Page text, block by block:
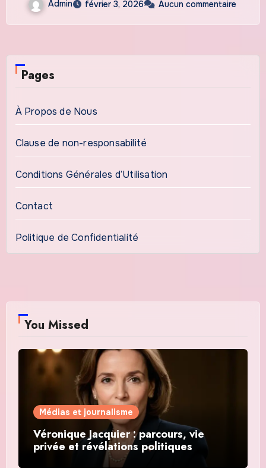
Admin février 3, 2026 Aucun commentaire
Pages
À Propos de Nous
Clause de non-responsabilité
Conditions Générales d’Utilisation
Contact
Politique de Confidentialité
You Missed
Médias et journalisme
Véronique Jacquier : parcours, vie
privée et révélations politiques